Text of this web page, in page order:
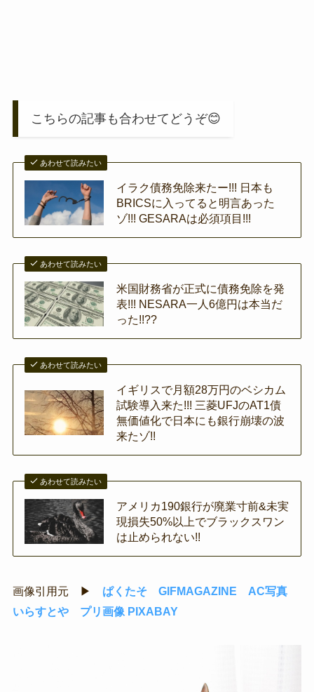
こちらの記事も合わせてどうぞ😊
あわせて読みたい
イラク債務免除来たー!!! 日本も
BRICSに入ってると明言あった
ゾ!!! GESARAは必須項目!!!
あわせて読みたい
米国財務省が正式に債務免除を発
表!!! NESARA一人6億円は本当だ
った!!??
あわせて読みたい
イギリスで月額28万円のベシカム
試験導入来た!!! 三菱UFJのAT1債
無価値化で日本にも銀行崩壊の波
来たゾ!!
あわせて読みたい
アメリカ190銀行が廃業寸前&未実
現損失50%以上でブラックスワン
は止められない!!
画像引用元 ▶ ぱくたそ GIFMAGAZINE
AC写真
いらすとや
プリ画像 PIXABAY